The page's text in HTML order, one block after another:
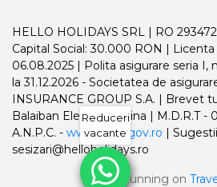
HELLO HOLIDAYS SRL | RO
Capital Social: 30.000 RON |
06.08.2025 | Polita asigurare seria I,
la 31.12.2026 - Societatea de
INSURANCE GROUP S.A. | Brevet
Balaiban Elena Madalina | M.D.R.T -
A.N.P.C. - www.anpc.gov.ro |
sesizari@helloholidays.ro
Running on
Reduceri
vacante